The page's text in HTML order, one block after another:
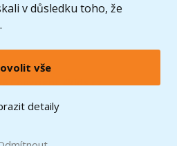
v důsledku toho, že
vše
detaily
Copyright 4kids.cz
známkami společnosti LEGO Group. ©
The LEGO Group.